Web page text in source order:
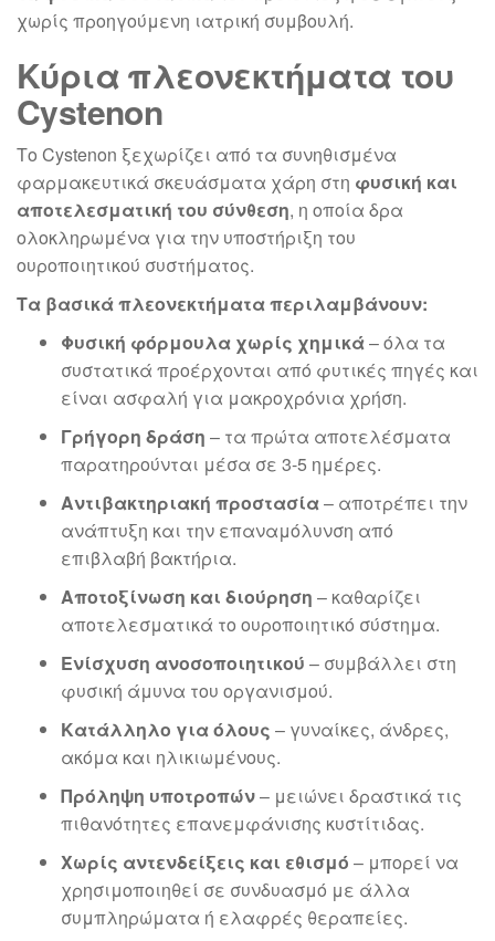
χωρίς προηγούμενη ιατρική συμβουλή.
Κύρια πλεονεκτήματα του
Cystenon
Το Cystenon ξεχωρίζει από τα συνηθισμένα
φαρμακευτικά σκευάσματα χάρη στη φυσική και
αποτελεσματική του σύνθεση, η οποία δρα
ολοκληρωμένα για την υποστήριξη του
ουροποιητικού συστήματος.
Τα βασικά πλεονεκτήματα περιλαμβάνουν:
Φυσική φόρμουλα χωρίς χημικά– όλα τα
συστατικά προέρχονται από φυτικές πηγές και
είναι ασφαλή για μακροχρόνια χρήση.
Γρήγορη δράση – τα πρώτα αποτελέσματα
παρατηρούνται μέσα σε 3-5 ημέρες.
Αντιβακτηριακή προστασία– αποτρέπει την
ανάπτυξη και την επαναμόλυνση από
επιβλαβή βακτήρια.
Αποτοξίνωση και διούρηση – καθαρίζει
αποτελεσματικά το ουροποιητικό σύστημα.
Ενίσχυση ανοσοποιητικού – συμβάλλει στη
φυσική άμυνα του οργανισμού.
Κατάλληλο για όλους – γυναίκες, άνδρες,
ακόμα και ηλικιωμένους.
Πρόληψη υποτροπών– μειώνει δραστικά τις
πιθανότητες επανεμφάνισης κυστίτιδας.
Χωρίς αντενδείξεις και εθισμό – μπορεί να
χρησιμοποιηθεί σε συνδυασμό με άλλα
συμπληρώματα ή ελαφρές θεραπείες.